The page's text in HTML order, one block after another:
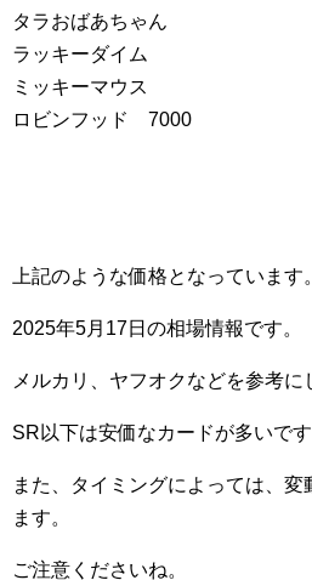
タラおばあちゃん
ラッキーダイム
ミッキーマウス
ロビンフッド 7000
上記のような価格となっています。
2025年5月17日の相場情報です。
メルカリ、ヤフオクなどを参考に
SR以下は安価なカードが多いです
また、タイミングによっては、変
ます。
ご注意くださいね。